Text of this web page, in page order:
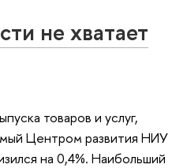
не хватает
товаров и услуг,
Центром развития НИУ
на 0,4%. Наибольший